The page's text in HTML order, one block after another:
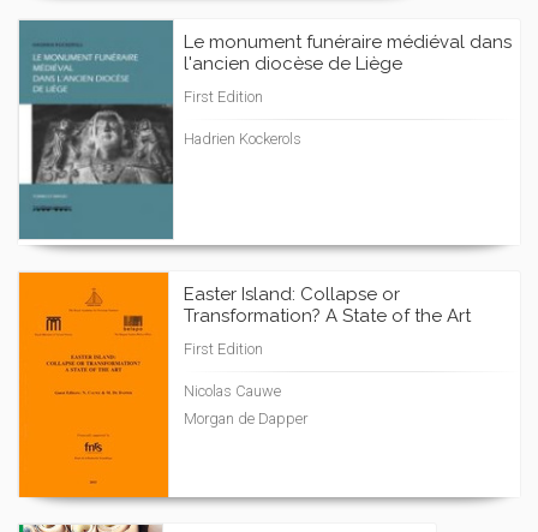
Le monument funéraire médiéval dans
l'ancien diocèse de Liège
First Edition
Hadrien Kockerols
Easter Island: Collapse or
Transformation? A State of the Art
First Edition
Nicolas Cauwe
Morgan de Dapper